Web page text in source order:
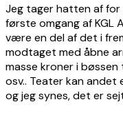
Jeg tager hatten af
første omgang af KGL
være en del af det i
modtaget med åbne
masse kroner i
osv.. Teater kan
og jeg synes, det er